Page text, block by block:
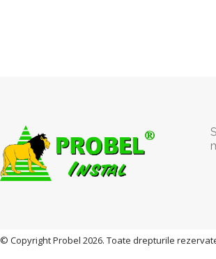
© Copyright Probel 2026. Toate drepturile